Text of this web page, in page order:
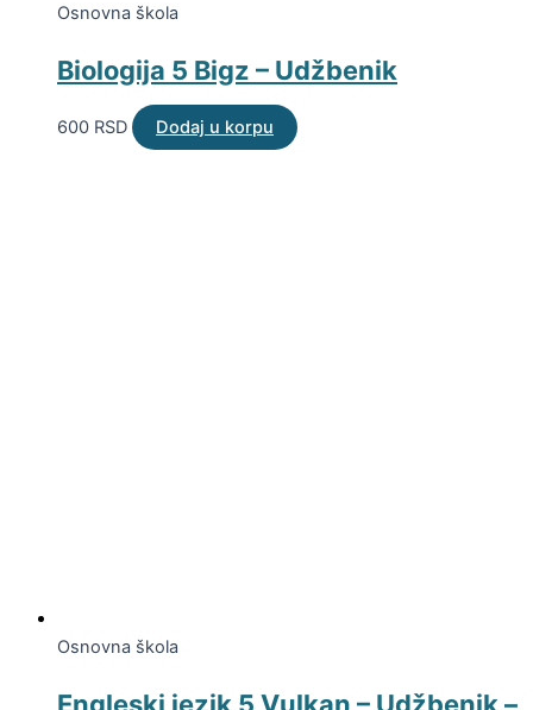
Osnovna škola
Biologija 5 Bigz – Udžbenik
600 RSD Dodaj u korpu
Osnovna škola